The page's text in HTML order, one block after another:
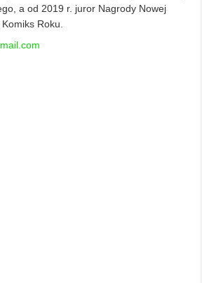
a od 2019 r. juror Nagrody Nowej
Roku.